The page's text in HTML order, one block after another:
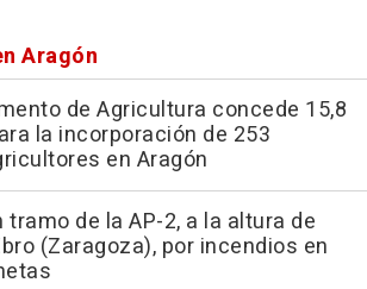
Aragón
de Agricultura concede 15,8
la incorporación de 253
en Aragón
tramo de la AP-2, a la altura de
(Zaragoza), por incendios en